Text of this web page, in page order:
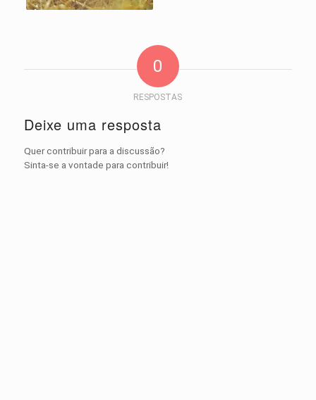
0
RESPOSTAS
Deixe uma resposta
Quer contribuir para a discussão?
Sinta-se a vontade para contribuir!